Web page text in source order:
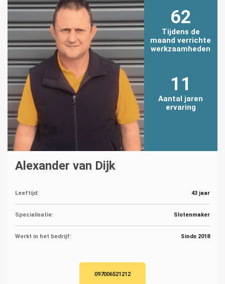
62
Tijdens de
maand verrichte
werkzaamheden
11
Aantal jaren
ervaring
Alexander van Dijk
Leeftijd: 43 jaar
Specialisatie: Slotenmaker
Werkt in het bedrijf: Sinds 2018
097006521212